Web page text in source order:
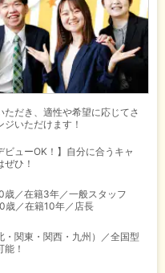
だき、適性や希望に応じてさ
いただけます！
ビューOK！】自分に合うキャ
ひ！
／在籍3年／一般スタッフ
／在籍10年／店長
関東・関西・九州）／全国型
！